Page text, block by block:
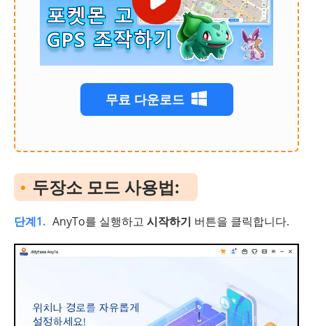
무료 다운로드
두장소 모드 사용법:
단계1. AnyTo를 실행하고 시작하기 버튼을 클릭합니다.